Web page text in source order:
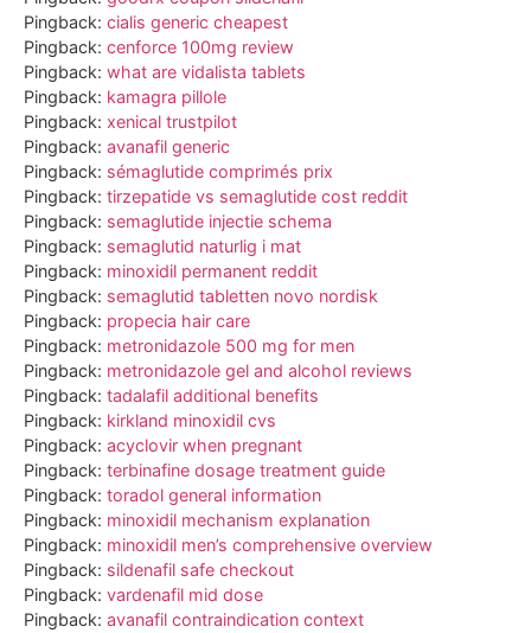
Pingback: cialis generic cheapest
Pingback: cenforce 100mg review
Pingback: what are vidalista tablets
Pingback: kamagra pillole
Pingback: xenical trustpilot
Pingback: avanafil generic
Pingback: sémaglutide comprimés prix
Pingback: tirzepatide vs semaglutide cost reddit
Pingback: semaglutide injectie schema
Pingback: semaglutid naturlig i mat
Pingback: minoxidil permanent reddit
Pingback: semaglutid tabletten novo nordisk
Pingback: propecia hair care
Pingback: metronidazole 500 mg for men
Pingback: metronidazole gel and alcohol reviews
Pingback: tadalafil additional benefits
Pingback: kirkland minoxidil cvs
Pingback: acyclovir when pregnant
Pingback: terbinafine dosage treatment guide
Pingback: toradol general information
Pingback: minoxidil mechanism explanation
Pingback: minoxidil men’s comprehensive overview
Pingback: sildenafil safe checkout
Pingback: vardenafil mid dose
Pingback: avanafil contraindication context